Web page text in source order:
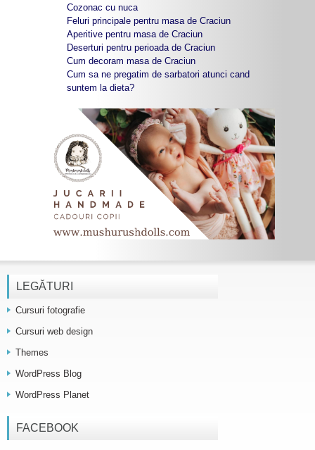
Cozonac cu nuca
Feluri principale pentru masa de Craciun
Aperitive pentru masa de Craciun
Deserturi pentru perioada de Craciun
Cum decoram masa de Craciun
Cum sa ne pregatim de sarbatori atunci cand
suntem la dieta?
LEGĂTURI
Cursuri fotografie
Cursuri web design
Themes
WordPress Blog
WordPress Planet
FACEBOOK